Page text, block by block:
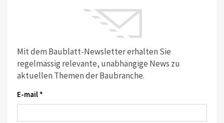
Mit dem Baublatt-Newsletter erhalten Sie
regelmässig relevante, unabhängige News zu
aktuellen Themen der Baubranche.
E-mail *